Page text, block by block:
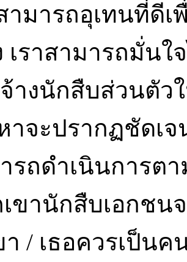
ามารถอุเทนที่ดี
เราสามารถมั่น
างนักสืบส่วนตัว
าจะปรากฏชัดเ
รถดำเนินการต
ขานักสืบเอกชน
า / เธอควรเป็น